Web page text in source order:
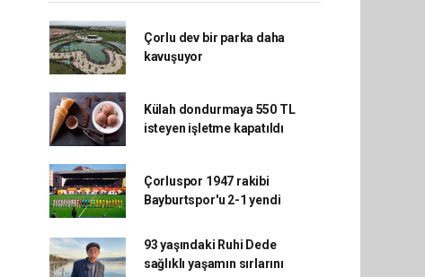
Çorlu dev bir parka daha
kavuşuyor
Külah dondurmaya 550 TL
isteyen işletme kapatıldı
Çorluspor 1947 rakibi
Bayburtspor'u 2-1 yendi
93 yaşındaki Ruhi Dede
sağlıklı yaşamın sırlarını